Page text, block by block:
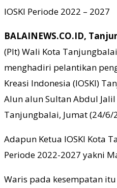
IOSKI Periode 2022 – 2027
BALAINEWS.CO.ID,
(Plt) Wali Kota
menghadiri pelantikan
Kreasi Indonesia (IOSKI)
Alun alun Sultan Abdul Jalil
Tanjungbalai, Jumat (24/6/
Adapun Ketua IOSKI Kota
Periode 2022-2027 yakni
Waris pada kesempatan